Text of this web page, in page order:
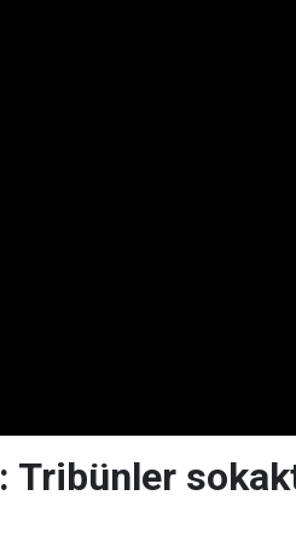
Tribünler